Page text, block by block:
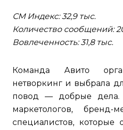
СМ Индекс: 32,9 тыс.
Количество сообщений:
Вовлеченность: 31,8 тыс.
Команда Авито
нетворкинг и выбрала
повод — добрые дела.
маркетологов,
специалистов,